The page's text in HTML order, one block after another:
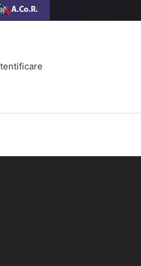
A.Co.R.